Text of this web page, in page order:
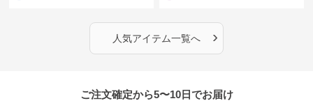
人気アイテム一覧へ ›
ご注文確定から5〜10日でお届け